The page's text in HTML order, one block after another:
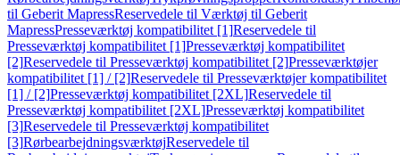
til Geberit MapressReservedele til Værktøj til Geberit
MapressPresseværktøj kompatibilitet [1]Reservedele til
Presseværktøj kompatibilitet [1]Presseværktøj kompatibilitet
[2]Reservedele til Presseværktøj kompatibilitet [2]Presseværktøjer
kompatibilitet [1] / [2]Reservedele til Presseværktøjer kompatibilitet
[1] / [2]Presseværktøj kompatibilitet [2XL]Reservedele til
Presseværktøj kompatibilitet [2XL]Presseværktøj kompatibilitet
[3]Reservedele til Presseværktøj kompatibilitet
[3]RørbearbejdningsværktøjReservedele til